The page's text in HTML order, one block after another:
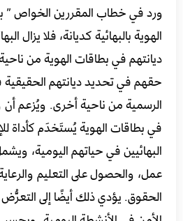
ورد في خطاب المقررين الخواص ”
الهوية بالبهائية كديانة، فلا يزال
ديانتهم في بطاقات الهوية من
حقهم في تحديد ديانتهم الحقيقية
الرسمية من ناحية أخرى. ويُزعم
في بطاقات الهوية يُستَخدَم كأداة
البهائيين في حياتهم اليومية،
عمل، والحصول على التعليم
الحقوق. يؤدي ذلك أيضًا إلى